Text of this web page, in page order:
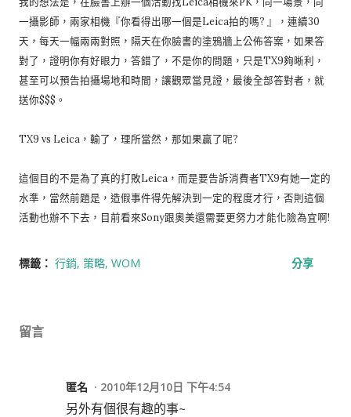
一攝影師，兩家相機『你看得出哪一個是Leica拍的嗎? 』，連續30
天，每天一幅兩兩對照，隔天在你臉書的塗鴉牆上公佈答案，如果答
對了，證明你有好眼力，答錯了，不是你的問題，只是TX9夠晰利，
甚至可以預告拍攝場地和時間，讓觀眾當見證，最後全部答對者，就
送你$$$。
TX9 vs Leica，輸了，理所當然，那如果贏了呢?
這個目的不是為了真的打敗Leica，而是要告訴消費者TX9有她一定的
水準，當然前題是，造假事件得先解決到一定的程度才行，否則這個
活動也辦不下去，目前看來Sony跟奧美還需要更努力才能化險為宜啊!
標籤： 行銷 策略 WOM 分享
留言
匿名 2010年12月10日 下午4:54
另外有個很有趣的事~